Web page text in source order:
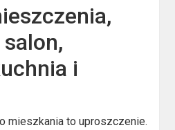
i
mieszkania to uproszczenie.